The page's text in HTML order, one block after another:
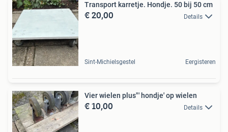
Transport karretje. Hondje. 50 bij 50 cm
€ 20,00 Details
Sint-Michielsgestel Eergisteren
Vier wielen plus"' hondje' op wielen
€ 10,00 Details